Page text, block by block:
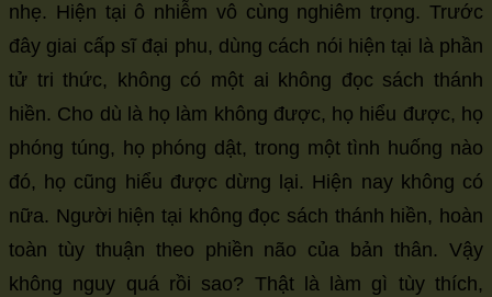
nhẹ. Hiện tại ô nhiễm vô cùng nghiêm trọng. Trước
đây giai cấp sĩ đại phu, dùng cách nói hiện tại là phần
tử tri thức, không có một ai không đọc sách thánh
hiền. Cho dù là họ làm không được, họ hiểu được, họ
phóng túng, họ phóng dật, trong một tình huống nào
đó, họ cũng hiểu được dừng lại. Hiện nay không có
nữa. Người hiện tại không đọc sách thánh hiền, hoàn
toàn tùy thuận theo phiền não của bản thân. Vậy
không nguy quá rồi sao? Thật là làm gì tùy thích,